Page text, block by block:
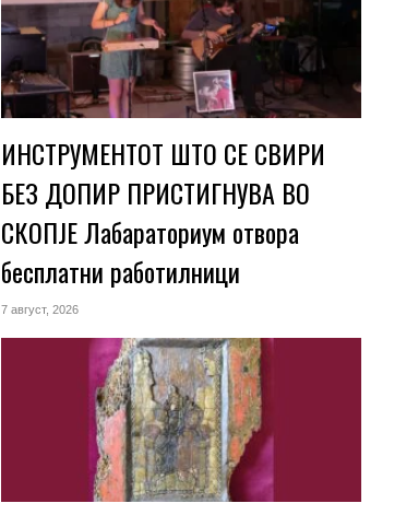
ИНСТРУМЕНТОТ ШТО СЕ СВИРИ
БЕЗ ДОПИР ПРИСТИГНУВА ВО
СКОПЈЕ Лабараториум отвора
бесплатни работилници
7 август, 2026